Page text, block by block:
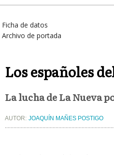
Ficha de datos
Archivo de portada
Los españoles
La lucha de La Nueva
AUTOR: JOAQUÍN MAÑES POSTIGO